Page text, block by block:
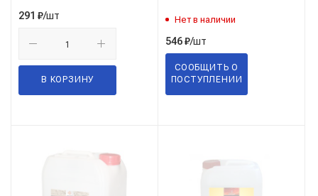
291 ₽/шт
В КОРЗИНУ
Нет в наличии
546₽/шт
СООБЩИТЬ О
ПОСТУПЛЕНИИ